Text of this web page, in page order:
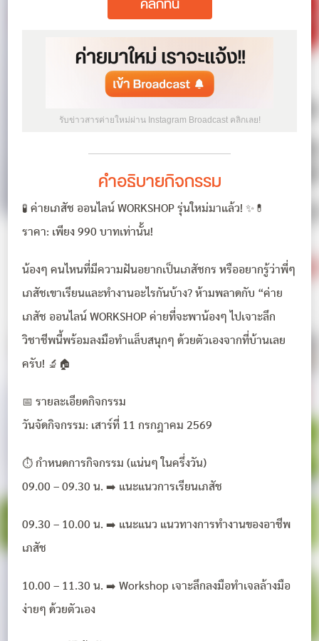
รับข่าวสารค่ายใหม่ผ่าน Instagram Broadcast คลิกเลย!
คำอธิบายกิจกรรม
🧪 ค่ายเภสัช ออนไลน์ WORKSHOP รุ่นใหม่มาแล้ว! ✨💊
ราคา: เพียง 990 บาทเท่านั้น!
น้องๆ คนไหนที่มีความฝันอยากเป็นเภสัชกร หรืออยากรู้ว่าพี่ๆ
เภสัชเขาเรียนและทำงานอะไรกันบ้าง? ห้ามพลาดกับ “ค่าย
เภสัช ออนไลน์ WORKSHOP ค่ายที่จะพาน้องๆ ไปเจาะลึก
วิชาชีพนี้พร้อมลงมือทำแล็บสนุกๆ ด้วยตัวเองจากที่บ้านเลย
ครับ! 🔬🏠
📅 รายละเอียดกิจกรรม
วันจัดกิจกรรม: เสาร์ที่ 11 กรกฎาคม 2569
⏱️ กำหนดการกิจกรรม (แน่นๆ ในครึ่งวัน)
09.00 – 09.30 น. ➡️ แนะแนวการเรียนเภสัช
09.30 – 10.00 น. ➡️ แนะแนว แนวทางการทำงานของอาชีพ
เภสัช
10.00 – 11.30 น. ➡️ Workshop เจาะลึกลงมือทำเจลล้างมือ
ง่ายๆ ด้วยตัวเอง